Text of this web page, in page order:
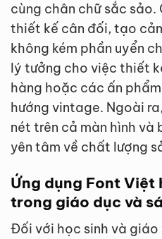
cùng chân chữ sắc
thiết kế cân đối, tạo
không kém phần uyển
lý tưởng cho việc thiết
hàng hoặc các ấn
hướng vintage. Ngoài
nét trên cả màn hình và
yên tâm về chất lượng
Ứng dụng Font Việt
trong giáo dục và
Đối với học sinh và giáo